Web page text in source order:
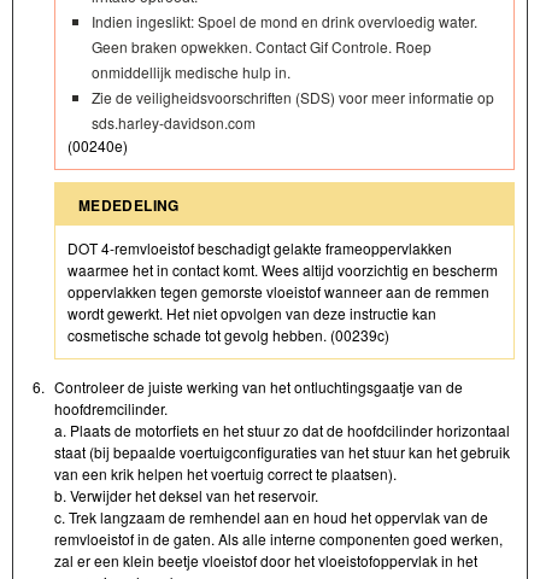
Indien ingeslikt: Spoel de mond en drink overvloedig water.
Geen braken opwekken. Contact Gif Controle. Roep
onmiddellijk medische hulp in.
Zie de veiligheidsvoorschriften (SDS) voor meer informatie op
sds.harley-davidson.com
(00240e)
MEDEDELING
DOT 4-remvloeistof beschadigt gelakte frameoppervlakken
waarmee het in contact komt. Wees altijd voorzichtig en bescherm
oppervlakken tegen gemorste vloeistof wanneer aan de remmen
wordt gewerkt. Het niet opvolgen van deze instructie kan
cosmetische schade tot gevolg hebben. (00239c)
6. Controleer de juiste werking van het ontluchtingsgaatje van de
hoofdremcilinder.
a. Plaats de motorfiets en het stuur zo dat de hoofdcilinder horizontaal
staat (bij bepaalde voertuigconfiguraties van het stuur kan het gebruik
van een krik helpen het voertuig correct te plaatsen).
b. Verwijder het deksel van het reservoir.
c. Trek langzaam de remhendel aan en houd het oppervlak van de
remvloeistof in de gaten. Als alle interne componenten goed werken,
zal er een klein beetje vloeistof door het vloeistofoppervlak in het